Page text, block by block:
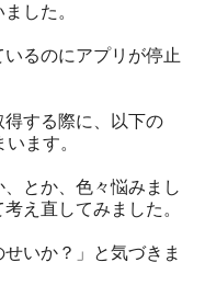
した。
るのにアプリが停止
する際に、以下の
ます。
とか、色々悩みまし
え直してみました。
いか？」と気づきま